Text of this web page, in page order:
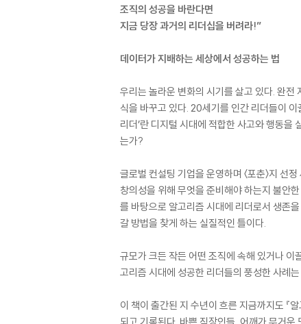
조직의 성공을 바란다면
지금 당장 과거의 리더십을 버려라!”
데이터가 지배하는 세상에서 성공하는 법
우리는 놀라운 변화의 시기를 살고 있다. 완
식을 바꾸고 있다. 20세기를 인간 리더들이
리더’란 디지털 시대에 적합한 사고와 행동
는가?
글로벌 컨설팅 기업을 운영하며 〈포춘〉지
창의성을 위해 무엇을 준비해야 하는지 불안
를 바탕으로 알고리즘 시대에 리더로서 생존
갈 방법을 찾게 하는 실질적인 틀이다.
규모가 크든 작든 어떤 조직에 속해 있거나
고리즘 시대에 성공한 리더들의 풍성한 사례
이 책이 출간된 지 수년이 흐른 지금까지도 『